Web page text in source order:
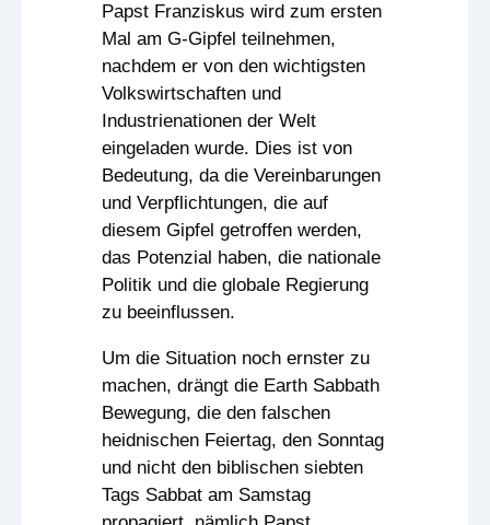
Papst Franziskus wird zum ersten
Mal am G-Gipfel teilnehmen,
nachdem er von den wichtigsten
Volkswirtschaften und
Industrienationen der Welt
eingeladen wurde. Dies ist von
Bedeutung, da die Vereinbarungen
und Verpflichtungen, die auf
diesem Gipfel getroffen werden,
das Potenzial haben, die nationale
Politik und die globale Regierung
zu beeinflussen.
Um die Situation noch ernster zu
machen, drängt die Earth Sabbath
Bewegung, die den falschen
heidnischen Feiertag, den Sonntag
und nicht den biblischen siebten
Tags Sabbat am Samstag